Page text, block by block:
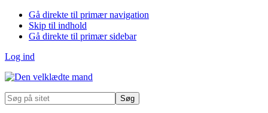
Gå direkte til primær navigation
Skip til indhold
Gå direkte til primær sidebar
Log ind
Søg
på